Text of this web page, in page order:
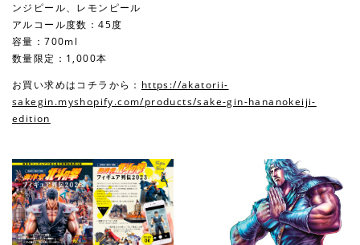
ンジピール、レモンピール
アルコール度数：45度
容量：700ml
数量限定：1,000本
お買い求めはコチラから： https://akatorii-
sakegin.myshopify.com/products/sake-gin-hananokeiji-
edition